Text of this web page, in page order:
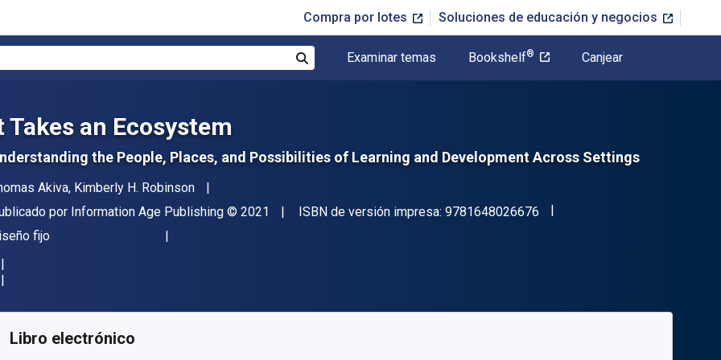
Compra por lotes Soluciones de educación y negocios
Examinar temas Bookshelf® Canjear
Takes an Ecosystem
the People, Places, and Possibilities of Learning and Development Across Settings
Akiva, Kimberly H. Robinson
por Information Age Publishing Copyright
© 2021 ISBN de versión impresa: 9781648026676 "ISBN-13 9781648026676"
fijo
Libro electrónico